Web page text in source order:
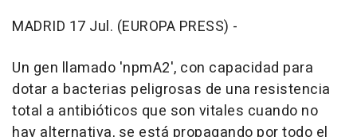
MADRID 17 Jul. (EUROPA PRESS) -
Un gen llamado 'npmA2', con capacidad para
dotar a bacterias peligrosas de una resistencia
total a antibióticos que son vitales cuando no
hay alternativa, se está propagando por todo el